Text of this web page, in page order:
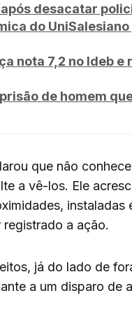
desacatar
do
nota 7,2 no Ideb
de homem
que não
a vê-los. Ele
instaladas
a ação.
já do lado de
a um disparo de